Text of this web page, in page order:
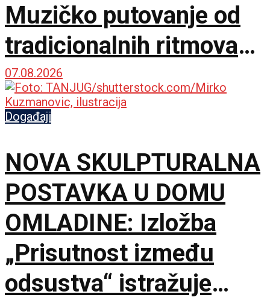
Muzičko putovanje od
tradicionalnih ritmova
do Astora Pjacole
07.08.2026
Događaji
NOVA SKULPTURALNA
POSTAVKA U DOMU
OMLADINE: Izložba
„Prisutnost između
odsustva“ istražuje